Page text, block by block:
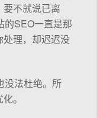
不就说已离
的SEO一直是那
理，却迟迟没
没法杜绝。所
。